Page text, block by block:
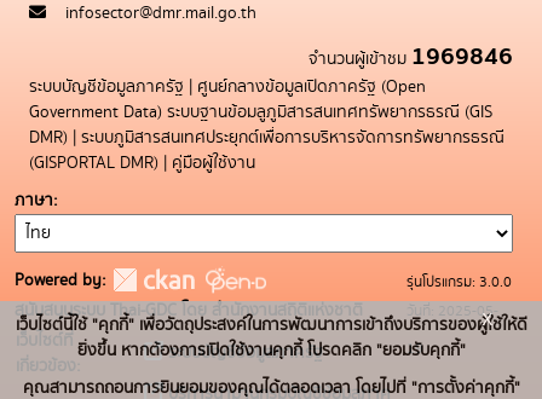
infosector@dmr.mail.go.th
จำนวนผู้เข้าชม 1969846
ระบบบัญชีข้อมูลภาครัฐ | ศูนย์กลางข้อมูลเปิดภาครัฐ (Open
Government Data) ระบบฐานข้อมลูภูมิสารสนเทศทรัพยากรธรณี (GIS
DMR) | ระบบภูมิสารสนเทศประยุกต์เพื่อการบริหารจัดการทรัพยากรธรณี
(GISPORTAL DMR) | คู่มือผู้ใช้งาน
ภาษา
Powered by:
สนับสนุนระบบ Thai-GDC โดย สำนักงานสถิติแห่งชาติ
เว็บไซต์ที่
เกี่ยวข้อง:
ระบบบัญชีข้อมูลภาครัฐ
บริการนามานุกรมบัญชีข้อมูลภาค
รุ่นโปรแกรม: 3.0.0
วันที่: 2025-05-
19
เว็บไซต์นี้ใช้ "คุกกี้" เพื่อวัตถุประสงค์ในการพัฒนาการเข้าถึงบริการของผู้ใช้ให้ดี
ยิ่งขึ้น หากต้องการเปิดใช้งานคุกกี้ โปรดคลิก "ยอมรับคุกกี้"
คุณสามารถถอนการยินยอมของคุณได้ตลอดเวลา โดยไปที่ "การตั้งค่าคุกกี้"
x